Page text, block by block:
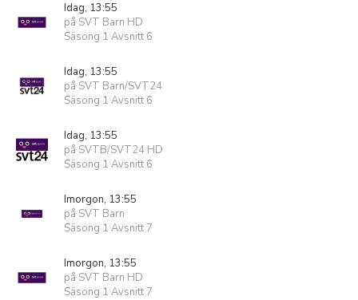
Idag, 13:55
på SVT Barn HD
Säsong 1 Avsnitt 6
Idag, 13:55
på SVT Barn/SVT24
Säsong 1 Avsnitt 6
Idag, 13:55
på SVTB/SVT24 HD
Säsong 1 Avsnitt 6
Imorgon, 13:55
på SVT Barn
Säsong 1 Avsnitt 7
Imorgon, 13:55
på SVT Barn HD
Säsong 1 Avsnitt 7